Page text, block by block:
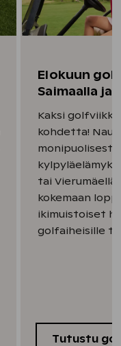
Elokuun
Saimaalla ja
Kaksi
kohdetta!
tai
kokemaan
ikimuistoiset
golfaiheisille
Tutustu